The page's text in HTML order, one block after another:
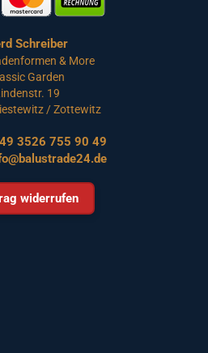
Schreiber
& More
Garden
19
/ Zottewitz
3526 755 90 49
widerrufen